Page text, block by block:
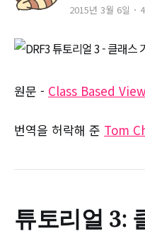
2015년 3월 6일
원문 - Class Based
번역을 허락해 준 Tom
튜토리얼 3: